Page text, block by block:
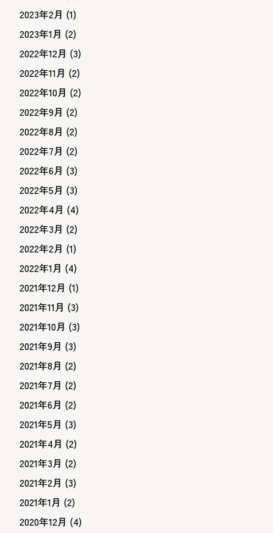
2023年2月 (1)
2023年1月 (2)
2022年12月 (3)
2022年11月 (2)
2022年10月 (2)
2022年9月 (2)
2022年8月 (2)
2022年7月 (2)
2022年6月 (3)
2022年5月 (3)
2022年4月 (4)
2022年3月 (2)
2022年2月 (1)
2022年1月 (4)
2021年12月 (1)
2021年11月 (3)
2021年10月 (3)
2021年9月 (3)
2021年8月 (2)
2021年7月 (2)
2021年6月 (2)
2021年5月 (3)
2021年4月 (2)
2021年3月 (2)
2021年2月 (3)
2021年1月 (2)
2020年12月 (4)